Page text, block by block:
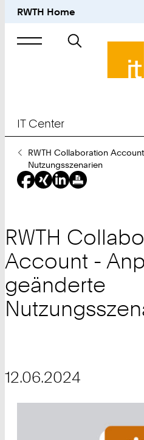
RWTH Home
Suche
nach
IT Center
Sie
sind
hier:
RWTH Collaboration
Nutzungsszenarien
RWTH
Account -
geänderte
12.06.2024